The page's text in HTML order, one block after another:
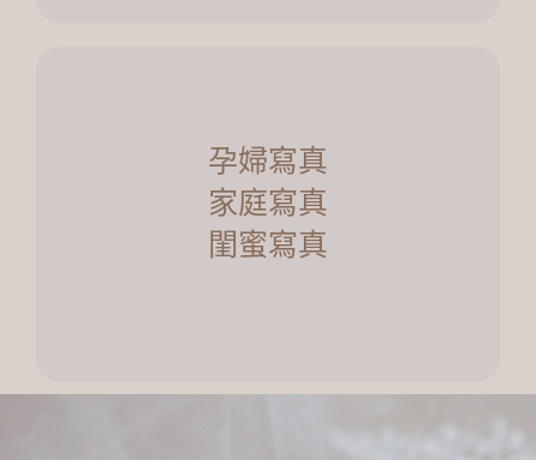
孕婦寫真
家庭寫真
閨蜜寫真
・有各種專業人像攝影需求的人